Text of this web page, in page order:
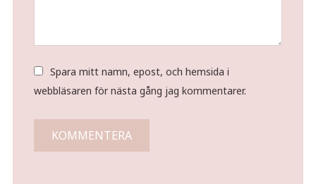
Spara mitt namn, epost, och hemsida i
webbläsaren för nästa gång jag kommentarer.